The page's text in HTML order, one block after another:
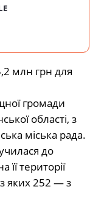
млн грн для
громади
області, з
міська рада.
до
території
яких 252 — з